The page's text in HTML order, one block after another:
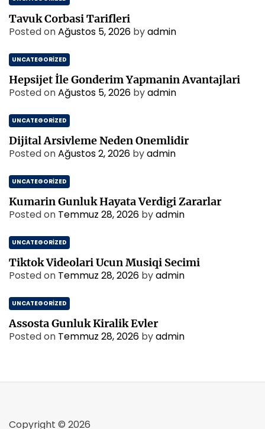
Tavuk Corbasi Tarifleri
Posted onAğustos 5, 2026 byadmin
UNCATEGORIZED
Hepsijet İle Gonderim Yapmanin Avantajlari
Posted onAğustos 5, 2026 byadmin
UNCATEGORIZED
Dijital Arsivleme Neden Onemlidir
Posted onAğustos 2, 2026 byadmin
UNCATEGORIZED
Kumarin Gunluk Hayata Verdigi Zararlar
Posted on Temmuz 28, 2026 byadmin
UNCATEGORIZED
Tiktok Videolari Ucun Musiqi Secimi
Posted on Temmuz 28, 2026 byadmin
UNCATEGORIZED
Assosta Gunluk Kiralik Evler
Posted on Temmuz 28, 2026 byadmin
Copyright © 2026